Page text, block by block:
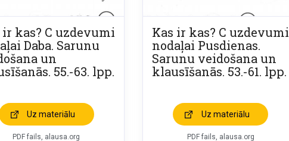
ir kas? C uzdevumi
Daba. Sarunu
un
55.-63. lpp.
Uz materiālu
PDF fails, alausa.org
Kas ir kas? C uzdevumi
nodaļai Pusdienas.
Sarunu veidošana un
klausīšanās. 53.-61. lpp.
Uz materiālu
PDF fails, alausa.org